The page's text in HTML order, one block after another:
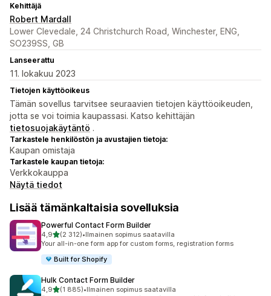
Kehittäjä
Robert Mardall
Lower Clevedale, 24 Christchurch Road, Winchester, ENG,
SO239SS, GB
Lanseerattu
11. lokakuu 2023
Tietojen käyttöoikeus
Tämän sovellus tarvitsee seuraavien tietojen käyttöoikeuden,
jotta se voi toimia kaupassasi. Katso kehittäjän
tietosuojakäytäntö .
Tarkastele henkilöstön ja avustajien tietoja:
Kaupan omistaja
Tarkastele kaupan tietoja:
Verkkokauppa
Näytä tiedot
Lisää tämänkaltaisia sovelluksia
Powerful Contact Form Builder
4,9/ 5 tähteä
(2 312)
2312 arvostelua yhteensä
•Ilmainen sopimus saatavilla
Your all-in-one form app for custom forms, registration forms
Built for Shopify
Hulk Contact Form Builder
4,9/ 5 tähteä
(1 885)
1885 arvostelua yhteensä
•Ilmainen sopimus saatavilla